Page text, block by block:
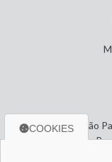
Avenida São
COOKIES